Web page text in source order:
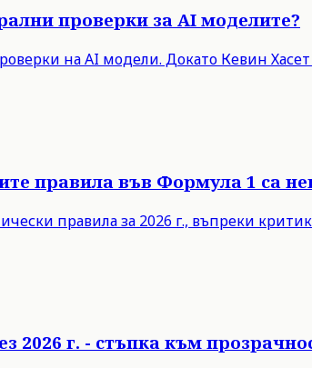
проверки за AI моделите?
на AI модели. Докато Кевин
правила във Формула 1 са
правила за 2026 г., въпреки
г. - стъпка към